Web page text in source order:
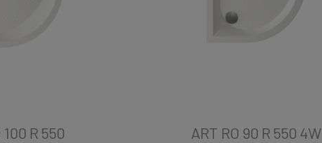
100 R 550
ART RO 90 R 550 4W